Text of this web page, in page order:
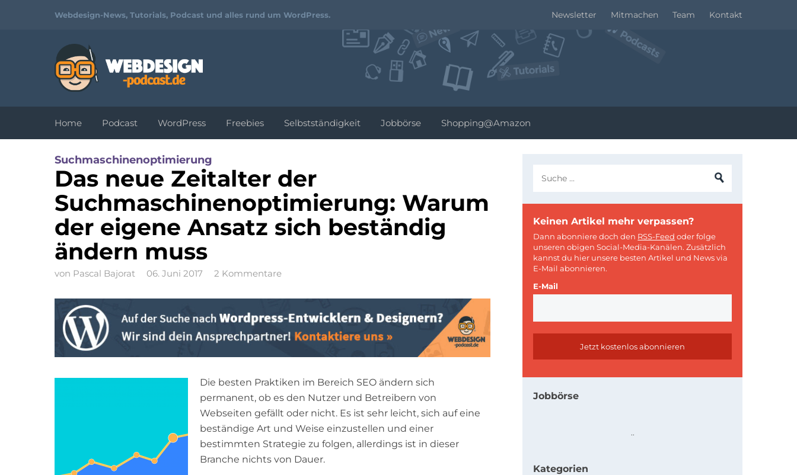
Webdesign-News, Tutorials, Podcast und alles rund um WordPress. Newsletter Mitmachen Team Kontakt
Workshops zu Webdesign und
Programmierung
Home Podcast WordPress Freebies Selbstständigkeit Jobbörse Shopping@Amazon
Suchmaschinenoptimierung
Das neue Zeitalter der
Suchmaschinenoptimierung: Warum
der eigene Ansatz sich beständig
ändern muss
von Pascal Bajorat 06. Juni 2017 2 Kommentare
Die besten Praktiken im Bereich SEO ändern sich
permanent, ob es den Nutzer und Betreibern von
Webseiten gefällt oder nicht. Es ist sehr leicht, sich auf eine
beständige Art und Weise einzustellen und einer
bestimmten Strategie zu folgen, allerdings ist in dieser
Branche nichts von Dauer.
Keinen Artikel mehr verpassen?
Dann abonniere doch den RSS-Feed oder folge
unseren obigen Social-Media-Kanälen. Zusätzlich
kannst du hier unsere besten Artikel und News via
E-Mail abonnieren.
E-Mail
Jobbörse
..
Kategorien